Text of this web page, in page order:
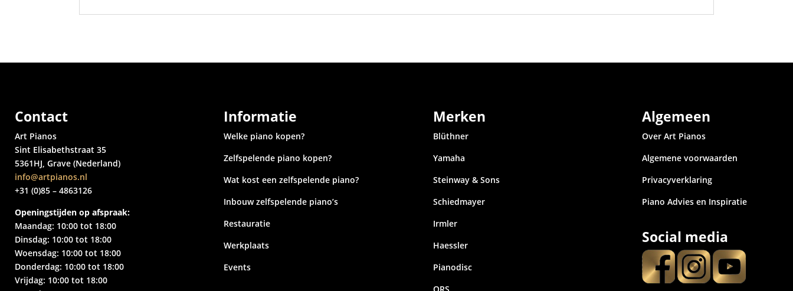
Contact
Art Pianos
Sint Elisabethstraat 35
5361HJ, Grave (Nederland)
info@artpianos.nl
+31 (0)85 – 4863126
Openingstijden op afspraak:
Maandag: 10:00 tot 18:00
Dinsdag: 10:00 tot 18:00
Woensdag: 10:00 tot 18:00
Donderdag: 10:00 tot 18:00
Vrijdag: 10:00 tot 18:00
Informatie
Welke piano kopen?
Zelfspelende piano kopen?
Wat kost een zelfspelende piano?
Inbouw zelfspelende piano’s
Restauratie
Werkplaats
Events
Merken
Blüthner
Yamaha
Steinway & Sons
Schiedmayer
Irmler
Haessler
Pianodisc
Algemeen
Over Art Pianos
Algemene voorwaarden
Privacyverklaring
Piano Advies en Inspiratie
Social media